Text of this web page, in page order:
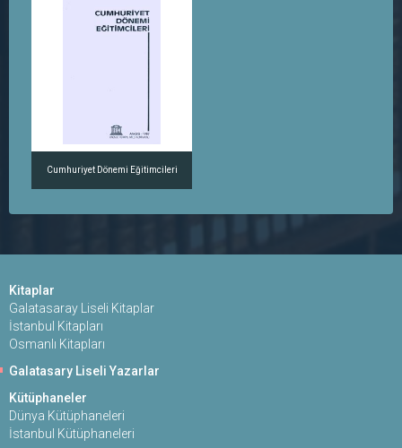
Cumhuriyet Dönemi Eğitimcileri
Kitaplar
Galatasaray Liseli Kitaplar
İstanbul Kitapları
Osmanlı Kitapları
Galatasary Liseli Yazarlar
Kütüphaneler
Dünya Kütüphaneleri
İstanbul Kütüphaneleri